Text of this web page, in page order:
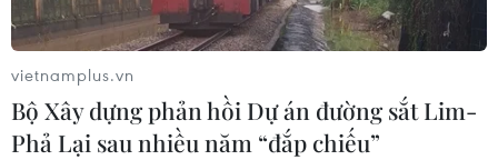
vietnamplus.vn
Bộ Xây dựng phản hồi Dự án đường sắt Lim-
Phả Lại sau nhiều năm “đắp chiếu”